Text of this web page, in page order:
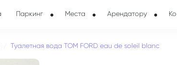
Паркинг Места Арендатору
Туалетная вода TOM FORD eau de soleil blanc